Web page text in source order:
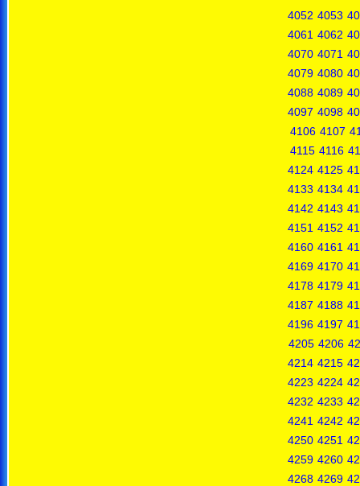
4052 4053
4061 4062
4070 4071
4079 4080
4088 4089
4097 4098
4106 4107
4115 4116
4124 4125
4133 4134
4142 4143
4151 4152
4160 4161
4169 4170
4178 4179
4187 4188
4196 4197
4205 4206
4214 4215
4223 4224
4232 4233
4241 4242
4250 4251
4259 4260
4268 4269